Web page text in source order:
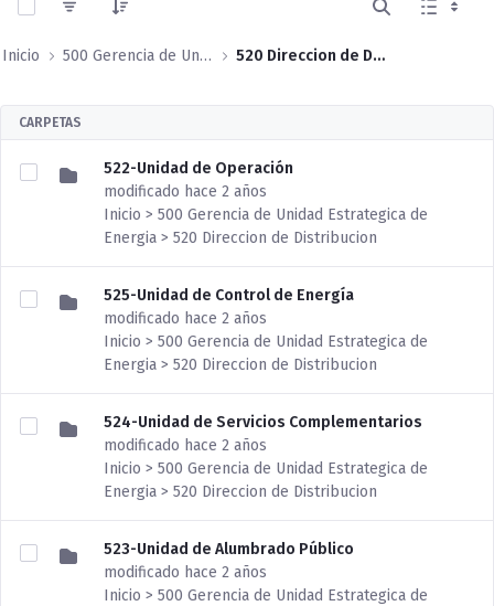
Inicio 500 Gerencia de Unidad Estrategica de Energia 520 Direccion de Distribucion
CARPETAS
522-Unidad de Operación
modificado hace 2 años
Inicio > 500 Gerencia de Unidad Estrategica de
Energia > 520 Direccion de Distribucion
525-Unidad de Control de Energía
modificado hace 2 años
Inicio > 500 Gerencia de Unidad Estrategica de
Energia > 520 Direccion de Distribucion
524-Unidad de Servicios Complementarios
modificado hace 2 años
Inicio > 500 Gerencia de Unidad Estrategica de
Energia > 520 Direccion de Distribucion
523-Unidad de Alumbrado Público
modificado hace 2 años
Inicio > 500 Gerencia de Unidad Estrategica de